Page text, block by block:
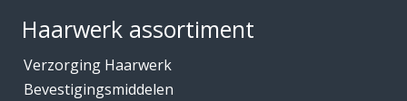
Haarwerk assortiment
Verzorging Haarwerk
Bevestigingsmiddelen